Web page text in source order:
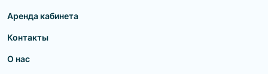
Аренда кабинета
Контакты
О нас